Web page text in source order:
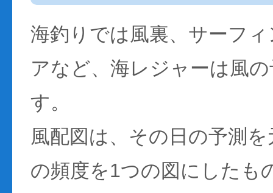
海釣りでは風裏、サーフ
アなど、海レジャーは風
す。
風配図は、その日の予測
の頻度を1つの図にしたも